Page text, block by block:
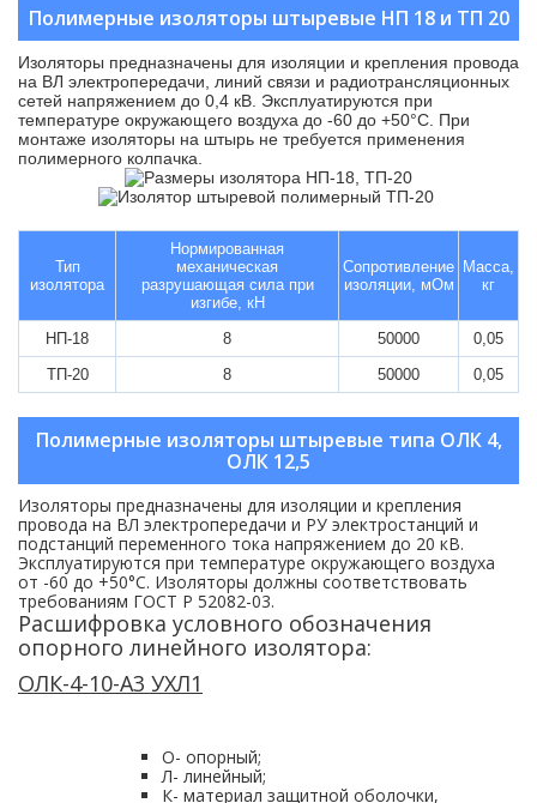
Полимерные изоляторы штыревые НП 18 и ТП 20
Изоляторы предназначены для изоляции и крепления провода
на ВЛ электропередачи, линий связи и радиотрансляционных
сетей напряжением до 0,4 кВ. Эксплуатируются при
температуре окружающего воздуха до -60 до +50°С. При
монтаже изоляторы на штырь не требуется применения
полимерного колпачка.
Тип
изолятора
Нормированная
механическая
разрушающая сила при
изгибе, кН
Сопротивление
изоляции, мОм
Масса,
кг
НП-18 8 50000
0,05
ТП-20
8 50000 0,05
Полимерные изоляторы штыревые типа ОЛК 4,
ОЛК 12,5
Изоляторы предназначены для изоляции и крепления
провода на ВЛ электропередачи и РУ электростанций и
подстанций переменного тока напряжением до 20 кВ.
Эксплуатируются при температуре окружающего воздуха
от -60 до +50°С. Изоляторы должны соответствовать
требованиям ГОСТ Р 52082-03.
Расшифровка условного обозначения
опорного линейного изолятора:
ОЛК-4-10-А3 УХЛ1
О- опорный;
Л- линейный;
К- материал защитной оболочки,